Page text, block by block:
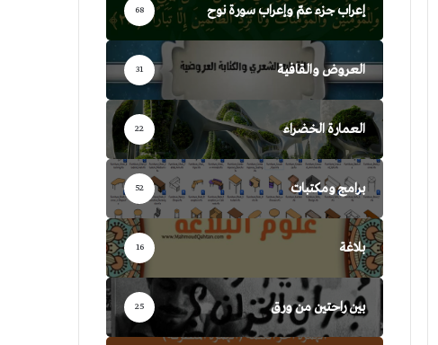
إعراب جزء عمّ وإعراب سورة نوح 68
العروض والقافية 31
العمارة الخضراء 22
برامج ومكتبات 52
بلاغة 16
بين راحتين من ورق 25